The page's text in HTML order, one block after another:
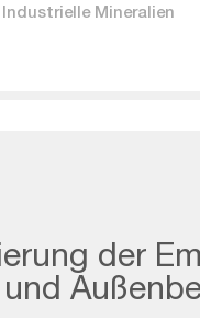
Industrielle Mineralien
der